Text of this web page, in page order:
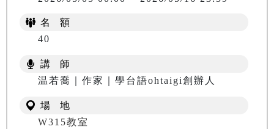
名 額
40
講 師
温若喬｜作家｜學台語ohtaigi創辦人
場 地
W315教室